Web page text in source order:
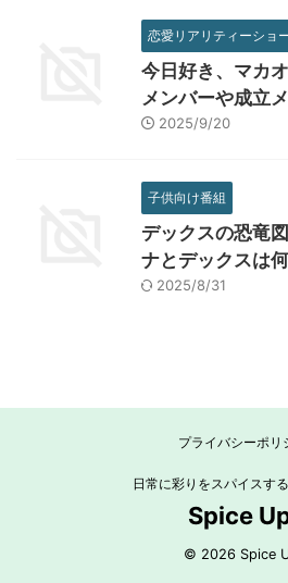
恋愛リアリティーショ
今日好き、マカ
メンバーや成立
2025/9/20
子供向け番組
デックスの恐竜
ナとデックスは
2025/8/31
プライバシーポリ
日常に彩りをスパイスす
Spice
© 2026 Spice